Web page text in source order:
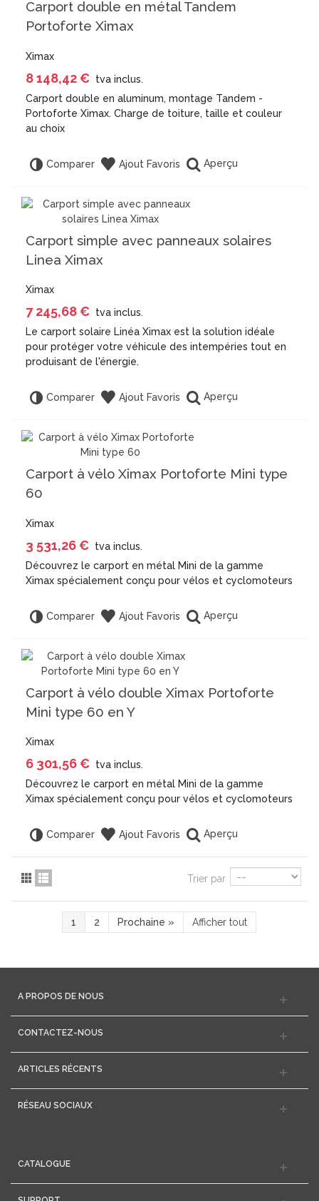
Carport double en métal Tandem
Portoforte Ximax
Ximax
8 148,42 € tva inclus.
Carport double en aluminum, montage Tandem -
Portoforte Ximax. Charge de toiture, taille et couleur
au choix
Comparer Ajout Favoris Aperçu
Carport simple avec panneaux solaires
Linea Ximax
Ximax
7 245,68 € tva inclus.
Le carport solaire Linéa Ximax est la solution idéale
pour protéger votre véhicule des intempéries tout en
produisant de l'énergie.
Comparer Ajout Favoris Aperçu
Carport à vélo Ximax Portoforte Mini type
60
Ximax
3 531,26 € tva inclus.
Découvrez le carport en métal Mini de la gamme
Ximax spécialement conçu pour vélos et cyclomoteurs
Comparer Ajout Favoris Aperçu
Carport à vélo double Ximax Portoforte
Mini type 60 en Y
Ximax
6 301,56 € tva inclus.
Découvrez le carport en métal Mini de la gamme
Ximax spécialement conçu pour vélos et cyclomoteurs
Comparer Ajout Favoris Aperçu
Trier par
1 2 Prochaine » Afficher tout
A PROPOS DE NOUS
CONTACTEZ-NOUS
ARTICLES RÉCENTS
RÉSEAU SOCIAUX
CATALOGUE